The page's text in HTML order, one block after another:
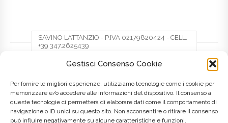
Gestisci Consenso Cookie
Per fornire le migliori esperienze, utilizziamo tecnologie come i cookie per
memorizzare e/o accedere alle informazioni del dispositivo. Il consenso a
queste tecnologie ci permetterà di elaborare dati come il comportamento di
navigazione o ID unici su questo sito. Non acconsentire o ritirare il consenso
può influire negativamente su alcune caratteristiche e funzioni.
SAVINO LATTANZIO - P.IVA 02179820424 - CELL.
+39 347.2625439
Facebook Twitter Pinterest
LinkedIn